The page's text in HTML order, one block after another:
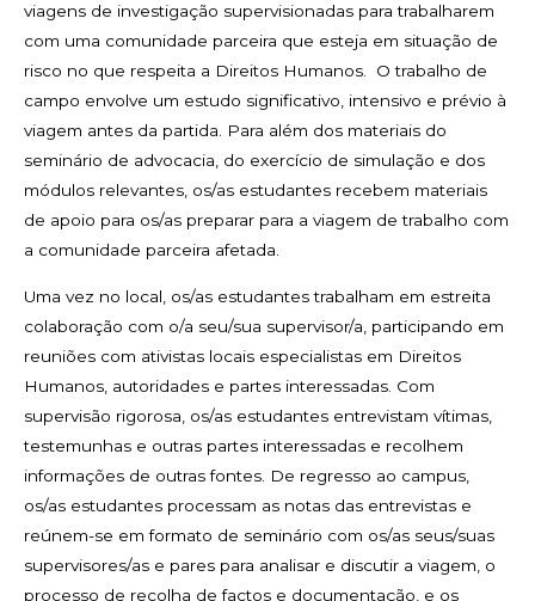
viagens de investigação supervisionadas para trabalharem
com uma comunidade parceira que esteja em situação de
risco no que respeita a Direitos Humanos. O trabalho de
campo envolve um estudo significativo, intensivo e prévio à
viagem antes da partida. Para além dos materiais do
seminário de advocacia, do exercício de simulação e dos
módulos relevantes, os/as estudantes recebem materiais
de apoio para os/as preparar para a viagem de trabalho com
a comunidade parceira afetada.
Uma vez no local, os/as estudantes trabalham em estreita
colaboração com o/a seu/sua supervisor/a, participando em
reuniões com ativistas locais especialistas em Direitos
Humanos, autoridades e partes interessadas. Com
supervisão rigorosa, os/as estudantes entrevistam vítimas,
testemunhas e outras partes interessadas e recolhem
informações de outras fontes. De regresso ao campus,
os/as estudantes processam as notas das entrevistas e
reúnem-se em formato de seminário com os/as seus/suas
supervisores/as e pares para analisar e discutir a viagem, o
processo de recolha de factos e documentação, e os